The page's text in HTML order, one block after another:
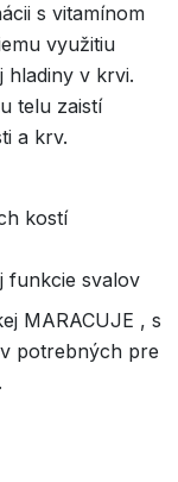
s vitamínom
využitiu
hladiny v krvi.
telu zaistí
a krv.
kostí
funkcie svalov
MARACUJE , s
potrebných pre